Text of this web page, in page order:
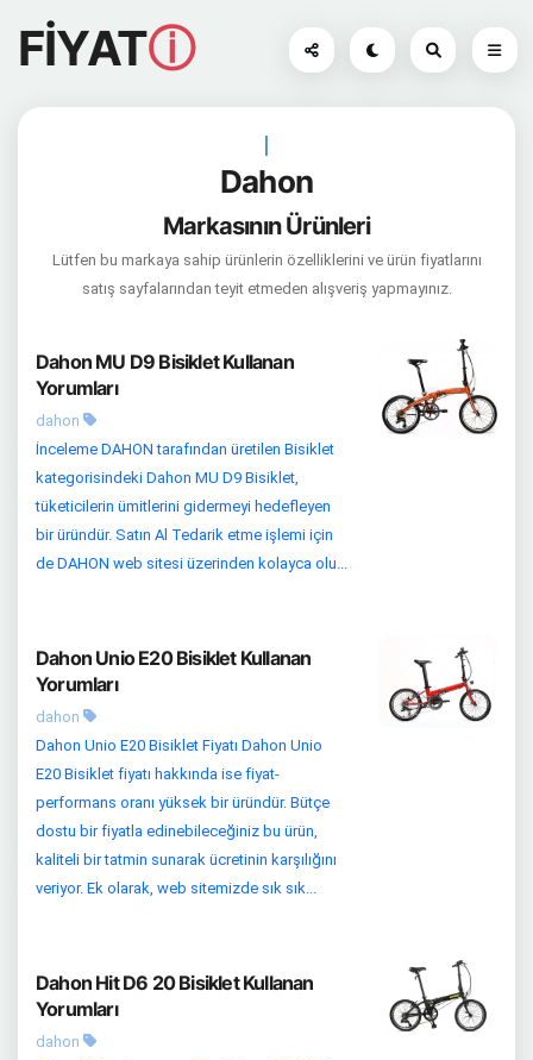
FİYATⓘ
|
Dahon
Markasının Ürünleri
Lütfen bu markaya sahip ürünlerin özelliklerini ve ürün fiyatlarını
satış sayfalarından teyit etmeden alışveriş yapmayınız.
Dahon MU D9 Bisiklet Kullanan
Yorumları
dahon
İnceleme DAHON tarafından üretilen Bisiklet
kategorisindeki Dahon MU D9 Bisiklet,
tüketicilerin ümitlerini gidermeyi hedefleyen
bir üründür. Satın Al Tedarik etme işlemi için
de DAHON web sitesi üzerinden kolayca olu...
Dahon Unio E20 Bisiklet Kullanan
Yorumları
dahon
Dahon Unio E20 Bisiklet Fiyatı Dahon Unio
E20 Bisiklet fiyatı hakkında ise fiyat-
performans oranı yüksek bir üründür. Bütçe
dostu bir fiyatla edinebileceğiniz bu ürün,
kaliteli bir tatmin sunarak ücretinin karşılığını
veriyor. Ek olarak, web sitemizde sık sık...
Dahon Hit D6 20 Bisiklet Kullanan
Yorumları
dahon